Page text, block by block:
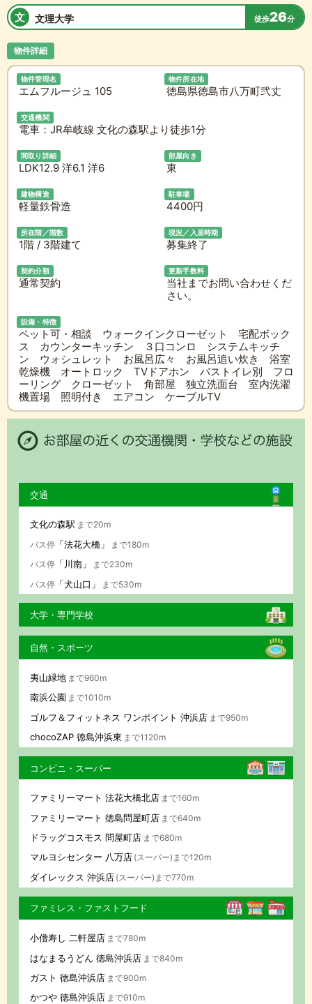
文 文理大学 徒歩26分
物件詳細
物件管理名
エムフルージュ 105
物件所在地
徳島県徳島市八万町弐丈
交通機関
電車：JR牟岐線 文化の森駅より徒歩1分
間取り詳細
LDK12.9 洋6.1 洋6
部屋向き
東
建物構造
軽量鉄骨造
駐車場
4400円
所在階／階数
1階 / 3階建て
現況／入居時期
募集終了
契約分類
通常契約
更新手数料
当社までお問い合わせくだ
さい。
設備・特徴
ペット可・相談 ウォークインクローゼット 宅配ボック
ス カウンターキッチン ３口コンロ システムキッチ
ン ウォシュレット お風呂広々 お風呂追い炊き 浴室
乾燥機 オートロック TVドアホン バストイレ別 フロ
ーリング クローゼット 角部屋 独立洗面台 室内洗濯
機置場 照明付き エアコン ケーブルTV
交通
文化の森駅 まで20m
バス停「法花大橋」
まで180m
バス停「川南」
まで230m
バス停「犬山口」 まで530m
大学・専門学校
自然・スポーツ
夷山緑地 まで960m
南浜公園 まで1010m
ゴルフ＆フィットネス ワンポイント 沖浜店 まで950m
chocoZAP 徳島沖浜東 まで1120m
コンビニ・スーパー
ファミリーマート 法花大橋北店 まで160m
ファミリーマート 徳島問屋町店 まで640m
ドラッグコスモス 問屋町店 まで680m
マルヨシセンター 八万店 (スーパー)まで120m
ダイレックス 沖浜店 (スーパー)まで770m
ファミレス・ファストフード
小僧寿し 二軒屋店 まで780m
はなまるうどん 徳島沖浜店 まで840m
ガスト 徳島沖浜店 まで900m
かつや 徳島沖浜店 まで910m